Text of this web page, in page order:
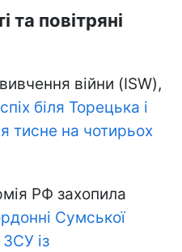
та повітряні
війни (ISW),
біля Торецька і
тисне на чотирьох
РФ захопила
Сумської
із